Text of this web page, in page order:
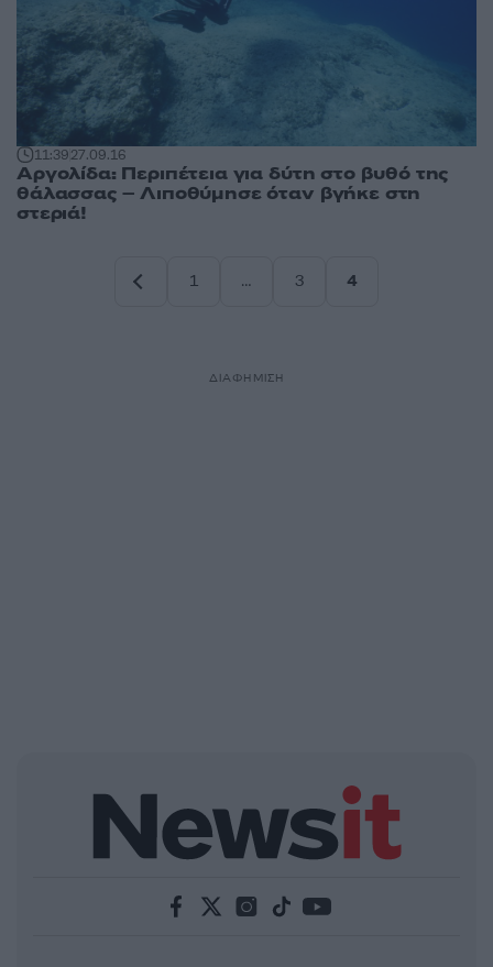
11:3927.09.16
Αργολίδα: Περιπέτεια για δύτη στο βυθό της
θάλασσας – Λιποθύμησε όταν βγήκε στη
στεριά!
1
…
3
4
ΔΙΑΦΗΜΙΣΗ